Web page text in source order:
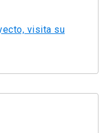
visita su